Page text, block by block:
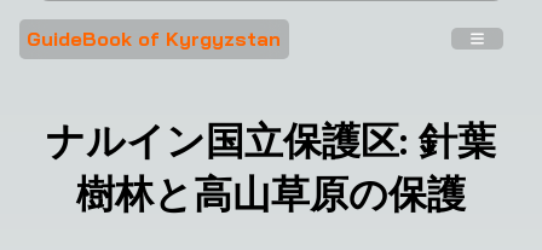
GuideBook of Kyrgyzstan
ナルイン国立保護区: 針葉
樹林と高山草原の保護